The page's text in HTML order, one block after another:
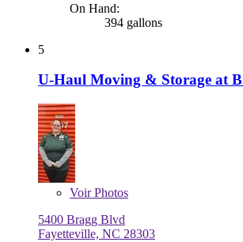
On Hand:
394 gallons
5
U-Haul Moving & Storage at
VoirPhotos
5400 Bragg Blvd
Fayetteville, NC 28303